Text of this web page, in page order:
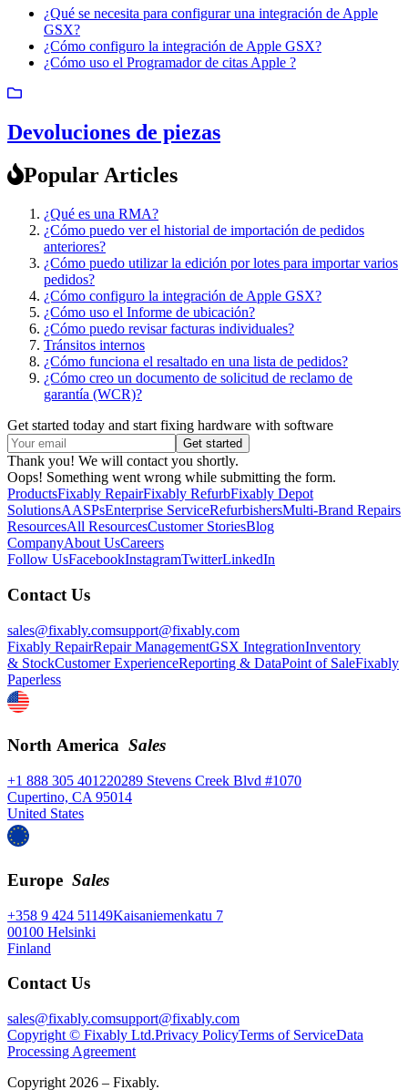
¿Qué se necesita para configurar una integración de Apple
GSX?
¿Cómo configuro la integración de Apple GSX?
¿Cómo uso el Programador de citas Apple ?
Devoluciones de piezas
Popular Articles
¿Qué es una RMA?
¿Cómo puedo ver el historial de importación de pedidos
anteriores?
¿Cómo puedo utilizar la edición por lotes para importar varios
pedidos?
¿Cómo configuro la integración de Apple GSX?
¿Cómo uso el Informe de ubicación?
¿Cómo puedo revisar facturas individuales?
Tránsitos internos
¿Cómo funciona el resaltado en una lista de pedidos?
¿Cómo creo un documento de solicitud de reclamo de
garantía (WCR)?
Get started today and start fixing hardware with software
Thank you! We will contact you shortly.
Oops! Something went wrong while submitting the form.
ProductsFixably RepairFixably RefurbFixably Depot
SolutionsAASPsEnterprise ServiceRefurbishersMulti-Brand Repairs
ResourcesAll ResourcesCustomer StoriesBlog
CompanyAbout UsCareers
Follow UsFacebookInstagramTwitterLinkedIn
Contact Us
sales@fixably.comsupport@fixably.com
Fixably RepairRepair ManagementGSX IntegrationInventory
& StockCustomer ExperienceReporting & DataPoint of SaleFixably
Paperless
North America Sales
+1 888 305 401220289 Stevens Creek Blvd #1070
Cupertino, CA 95014
United States
Europe Sales
+358 9 424 51149Kaisaniemenkatu 7
00100 Helsinki
Finland
Contact Us
sales@fixably.comsupport@fixably.com
Copyright © Fixably Ltd.Privacy PolicyTerms of ServiceData
Processing Agreement
Copyright 2026 – Fixably.